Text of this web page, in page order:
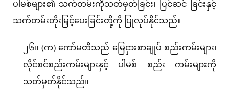
ပါမစ်များ၏ သက်တမ်းကိုသတ်မှတ်ခြင်း၊ ပြင်ဆင် ခြင်းနှင့်
သက်တမ်းတိုးမြှင့်ပေးခြင်းတို့ကို ပြုလုပ်နိုင်သည်။
၂၆။ (က) ကော်မတီသည် မြေငှားစာချုပ် စည်းကမ်းများ၊
လိုင်စင်စည်းကမ်းများနှင့် ပါမစ် စည်း ကမ်းများကို
သတ်မှတ်နိုင်သည်။